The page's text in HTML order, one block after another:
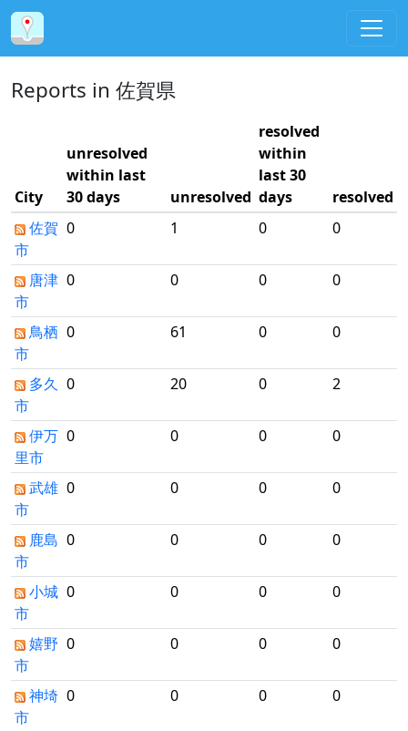
Reports in 佐賀県
City
unresolved
within last
30 days
unresolved
resolved
within
last 30
days
resolved
佐賀
市
0 1 0 0
唐津
市
0 0 0 0
鳥栖
市
0 61 0 0
多久
市
0 20 0 2
伊万
里市
0 0 0 0
武雄
市
0 0 0 0
鹿島
市
0 0 0 0
小城
市
0 0 0 0
嬉野
市
0 0 0 0
神埼
市
0 0 0 0